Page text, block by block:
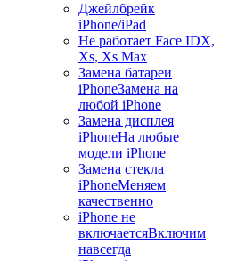
Джейлбрейк
iPhone/iPad
Не работает Face IDX,
Xs, Xs Max
Замена батареи
iPhoneЗамена на
любой iPhone
Замена дисплея
iPhoneНа любые
модели iPhone
Замена стекла
iPhoneМеняем
качественно
iPhone не
включаетсяВключим
навсегда